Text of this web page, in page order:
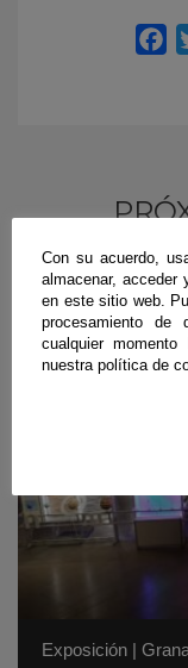
Exposición |
Con su acuerdo,
almacenar, acceder
en este sitio web.
procesamiento de
cualquier
nuestra política de